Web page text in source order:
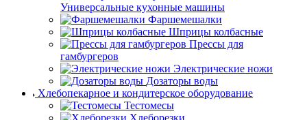
Универсальные кухонные машины
Фаршемешалки
Шприцы колбасные
Прессы для
гамбургеров
Электрические ножи
Дозаторы воды
Хлебопекарное и кондитерское оборудование
Тестомесы
Хлеборезки